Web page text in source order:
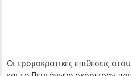
Οι τρομοκρατικές επιθέσεις